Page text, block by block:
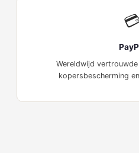
Wereldwijd
kopersbescherming